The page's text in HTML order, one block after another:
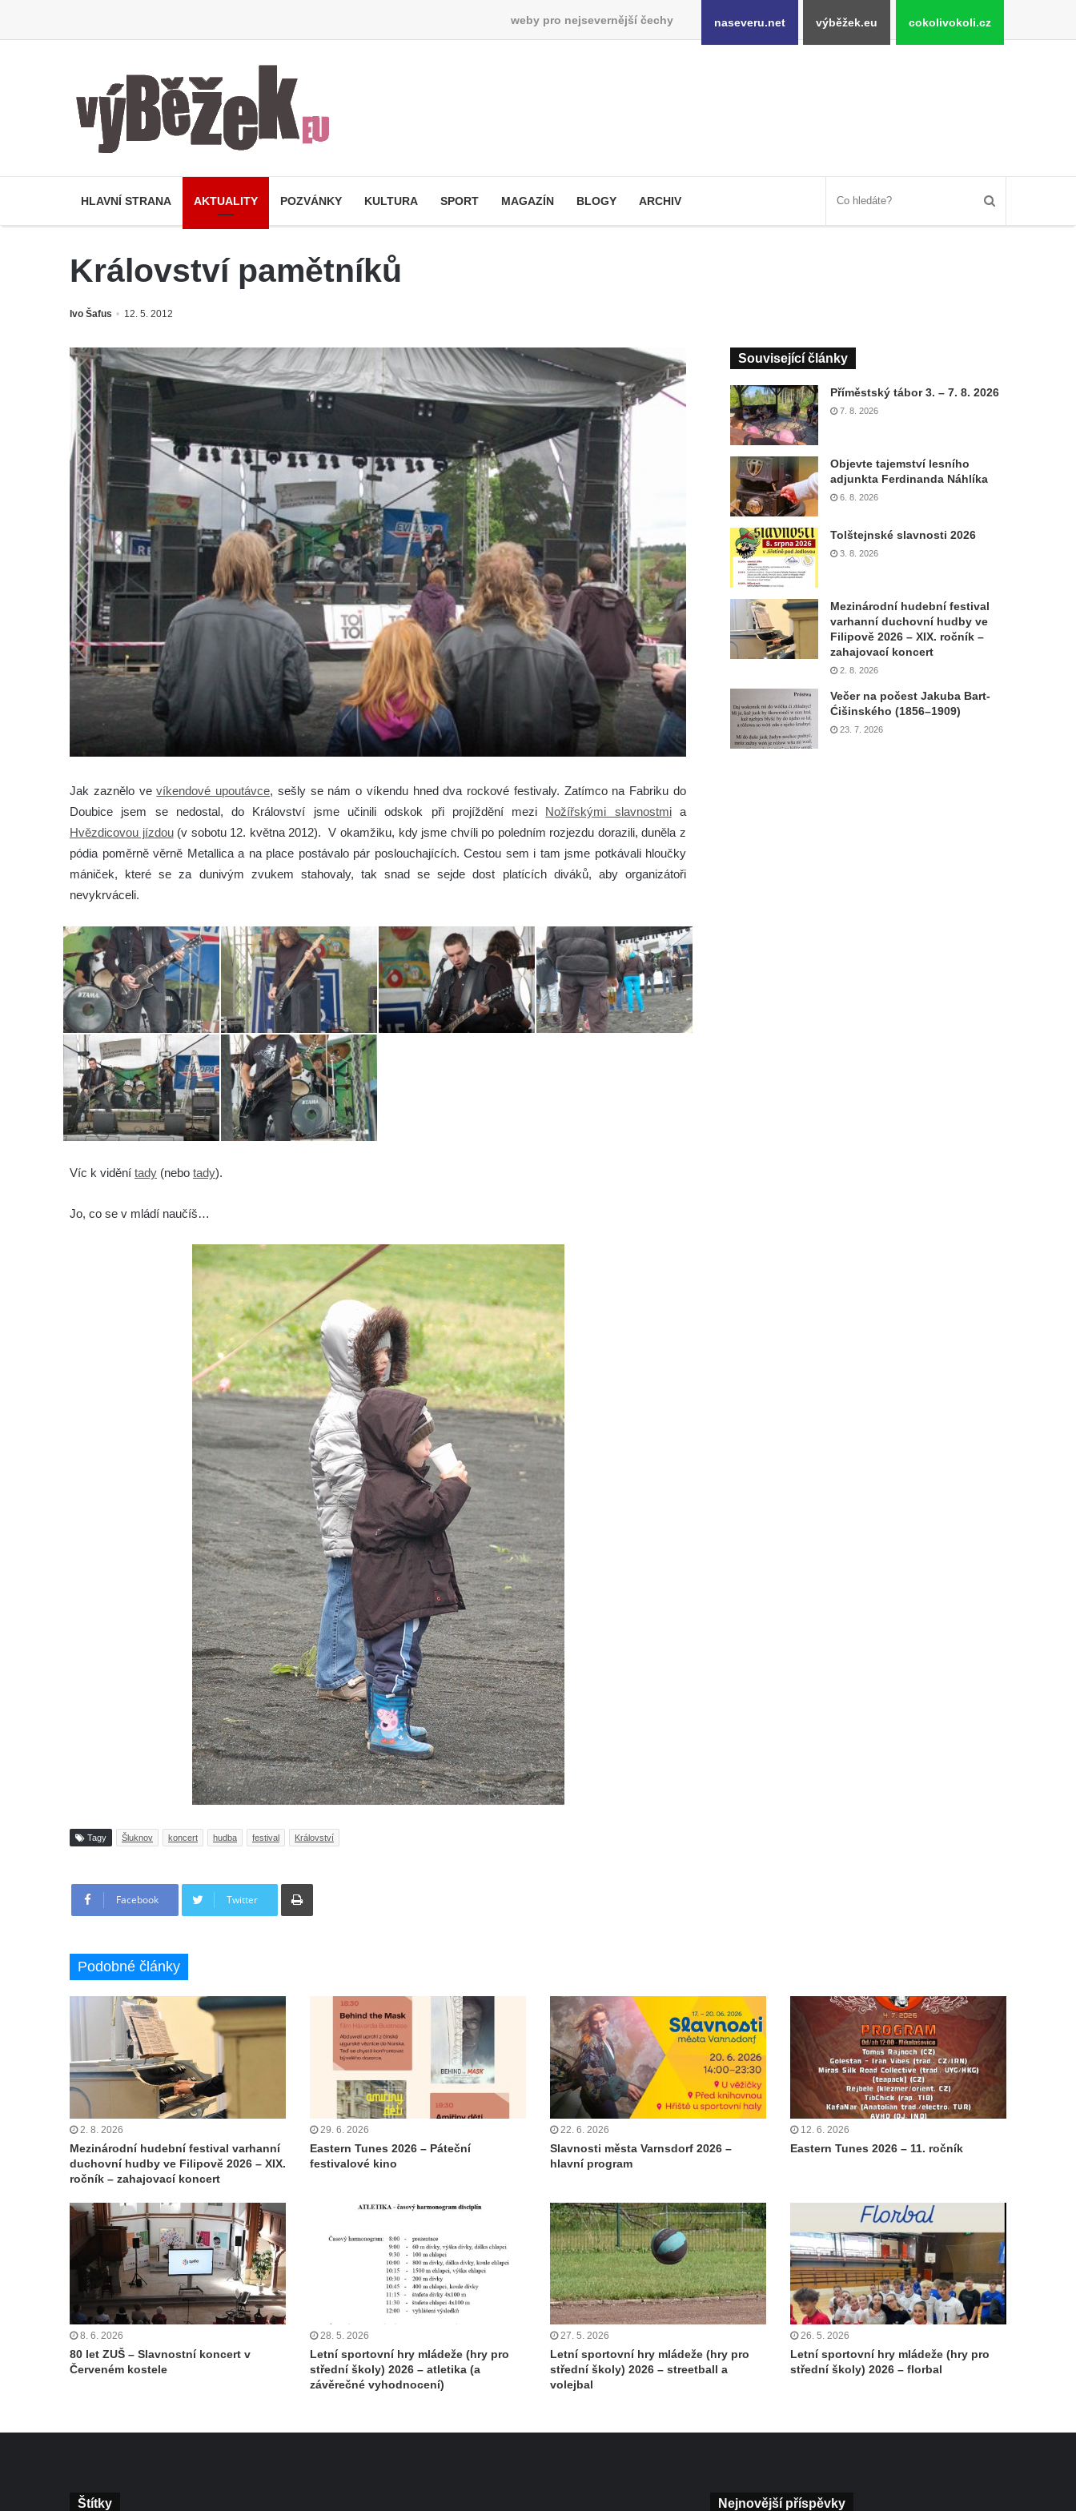
weby pro nejsevernější čechy naseveru.net výběžek.eu cokolivokoli.cz
HLAVNÍ STRANA AKTUALITY POZVÁNKY KULTURA SPORT MAGAZÍN BLOGY ARCHIV
Království pamětníků
Ivo Šafus 12. 5. 2012
Jak zaznělo vevíkendové upoutávce, sešly se nám o víkendu hned dva rockové festivaly. Zatímco na Fabriku do
Doubice jsem se nedostal, do Království jsme učinili odskok při projíždění mezi Nožířskými slavnostmia
Hvězdicovou jízdou(v sobotu 12. května 2012).V okamžiku, kdy jsme chvíli po poledním rozjezdu dorazili, duněla z
pódia poměrně věrně Metallica a na place postávalo pár poslouchajících. Cestou sem i tam jsme potkávali hloučky
mániček, které se za dunivým zvukem stahovaly, tak snad se sejde dost platících diváků, aby organizátoři
nevykrváceli.
Víc k vidění tady (nebo tady).
Jo, co se v mládí naučíš…
Tagy Šluknov koncert hudba festival Království
Facebook Twitter
Tisknout
Související články
Příměstský tábor 3. – 7. 8. 2026
7. 8. 2026
Objevte tajemství lesního
adjunkta Ferdinanda Náhlíka
6. 8. 2026
Tolštejnské slavnosti 2026
3. 8. 2026
Mezinárodní hudební festival
varhanní duchovní hudby ve
Filipově 2026 – XIX. ročník –
zahajovací koncert
2. 8. 2026
Večer na počest Jakuba Bart-
Ćišinského (1856–1909)
23. 7. 2026
Podobné články
2. 8. 2026
Mezinárodní hudební festival varhanní
duchovní hudby ve Filipově 2026 – XIX.
ročník – zahajovací koncert
29. 6. 2026
Eastern Tunes 2026 – Páteční
festivalové kino
22. 6. 2026
Slavnosti města Varnsdorf 2026 –
hlavní program
12. 6. 2026
Eastern Tunes 2026 – 11. ročník
8. 6. 2026
80 let ZUŠ – Slavnostní koncert v
Červeném kostele
28. 5. 2026
Letní sportovní hry mládeže (hry pro
střední školy) 2026 – atletika (a
závěrečné vyhodnocení)
27. 5. 2026
Letní sportovní hry mládeže (hry pro
střední školy) 2026 – streetball a
volejbal
26. 5. 2026
Letní sportovní hry mládeže (hry pro
střední školy) 2026 – florbal
Štítky Nejnovější příspěvky